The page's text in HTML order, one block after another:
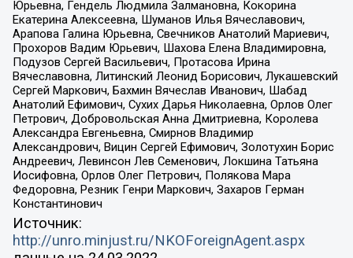
Юрьевна, Гендель Людмила Залмановна, Кокорина
Екатерина Алексеевна, Шуманов Илья Вячеславович,
Арапова Галина Юрьевна, Свечников Анатолий Мариевич,
Прохоров Вадим Юрьевич, Шахова Елена Владимировна,
Подузов Сергей Васильевич, Протасова Ирина
Вячеславовна, Литинский Леонид Борисович, Лукашевский
Сергей Маркович, Бахмин Вячеслав Иванович, Шабад
Анатолий Ефимович, Сухих Дарья Николаевна, Орлов Олег
Петрович, Добровольская Анна Дмитриевна, Королева
Александра Евгеньевна, Смирнов Владимир
Александрович, Вицин Сергей Ефимович, Золотухин Борис
Андреевич, Левинсон Лев Семенович, Локшина Татьяна
Иосифовна, Орлов Олег Петрович, Полякова Мара
Федоровна, Резник Генри Маркович, Захаров Герман
Константинович
Источник:
http://unro.minjust.ru/NKOForeignAgent.aspx